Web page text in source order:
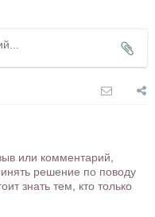
или комментарий,
решение по поводу
знать тем, кто только